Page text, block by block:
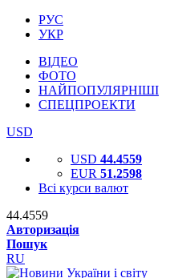
РУС
УКР
ВІДЕО
ФОТО
НАЙПОПУЛЯРНІШІ
СПЕЦПРОЕКТИ
USD
USD 44.4559
EUR 51.2598
Всі курси валют
44.4559
Авторизація
Пошук
RU